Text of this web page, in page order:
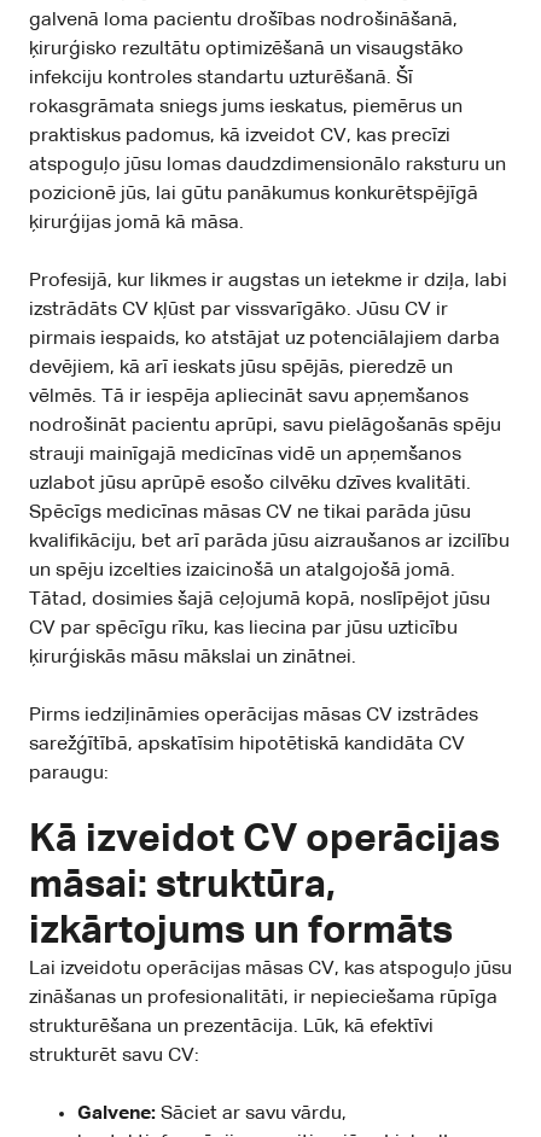
galvenā loma pacientu drošības nodrošināšanā,
ķirurģisko rezultātu optimizēšanā un visaugstāko
infekciju kontroles standartu uzturēšanā. Šī
rokasgrāmata sniegs jums ieskatus, piemērus un
praktiskus padomus, kā izveidot CV, kas precīzi
atspoguļo jūsu lomas daudzdimensionālo raksturu un
pozicionē jūs, lai gūtu panākumus konkurētspējīgā
ķirurģijas jomā kā māsa.
Profesijā, kur likmes ir augstas un ietekme ir dziļa, labi
izstrādāts CV kļūst par vissvarīgāko. Jūsu CV ir
pirmais iespaids, ko atstājat uz potenciālajiem darba
devējiem, kā arī ieskats jūsu spējās, pieredzē un
vēlmēs. Tā ir iespēja apliecināt savu apņemšanos
nodrošināt pacientu aprūpi, savu pielāgošanās spēju
strauji mainīgajā medicīnas vidē un apņemšanos
uzlabot jūsu aprūpē esošo cilvēku dzīves kvalitāti.
Spēcīgs medicīnas māsas CV ne tikai parāda jūsu
kvalifikāciju, bet arī parāda jūsu aizraušanos ar izcilību
un spēju izcelties izaicinošā un atalgojošā jomā.
Tātad, dosimies šajā ceļojumā kopā, noslīpējot jūsu
CV par spēcīgu rīku, kas liecina par jūsu uzticību
ķirurģiskās māsu mākslai un zinātnei.
Pirms iedziļināmies operācijas māsas CV izstrādes
sarežģītībā, apskatīsim hipotētiskā kandidāta CV
paraugu:
Kā izveidot CV operācijas
māsai: struktūra,
izkārtojums un formāts
Lai izveidotu operācijas māsas CV, kas atspoguļo jūsu
zināšanas un profesionalitāti, ir nepieciešama rūpīga
strukturēšana un prezentācija. Lūk, kā efektīvi
strukturēt savu CV:
Galvene: Sāciet ar savu vārdu,